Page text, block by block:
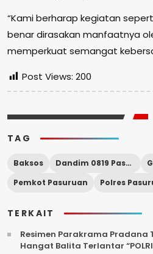
“Kami berharap kegiatan
benar dirasakan manfaatnya
memperkuat semangat
Post Views: 200
TAG
Baksos Dandim 0819 Pasuruan
Pemkot Pasuruan
TERKAIT
Resimen Parakrama Pradana
Hangat Balita Terlantar